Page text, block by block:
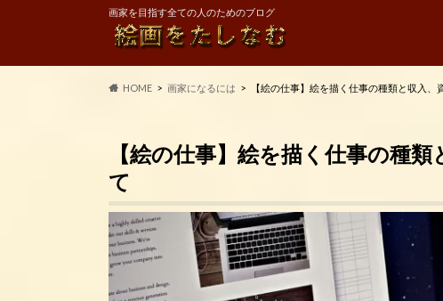
画家を目指す全ての人のためのブログ
HOME 画家になるには 【絵の仕事】絵を描く仕事の種類と収入、
【絵の仕事】絵を描く仕事の種
て